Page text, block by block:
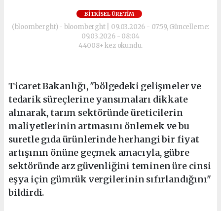
BITKISEL ÜRETIM
(bloomberght) - bloomberght | 09.03.2026 - 07:59, Güncelleme:
09.03.2026 - 08:04
44008+ kez okundu.
Ticaret Bakanlığı, "bölgedeki gelişmeler ve
tedarik süreçlerine yansımaları dikkate
alınarak, tarım sektöründe üreticilerin
maliyetlerinin artmasını önlemek ve bu
suretle gıda ürünlerinde herhangi bir fiyat
artışının önüne geçmek amacıyla, gübre
sektöründe arz güvenliğini teminen üre cinsi
eşya için gümrük vergilerinin sıfırlandığını"
bildirdi.